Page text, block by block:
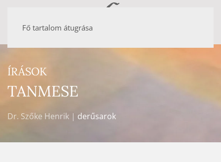
Fő tartalom átugrása
ÍRÁSOK
TANMESE
Dr. Szőke Henrik | derűsarok